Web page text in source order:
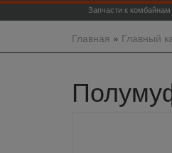
Запчасти к комбайнам
Главная » Главный